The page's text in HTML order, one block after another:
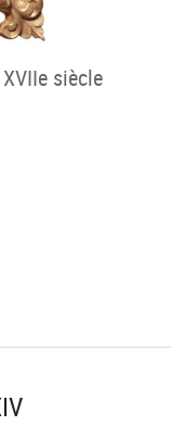
siècle